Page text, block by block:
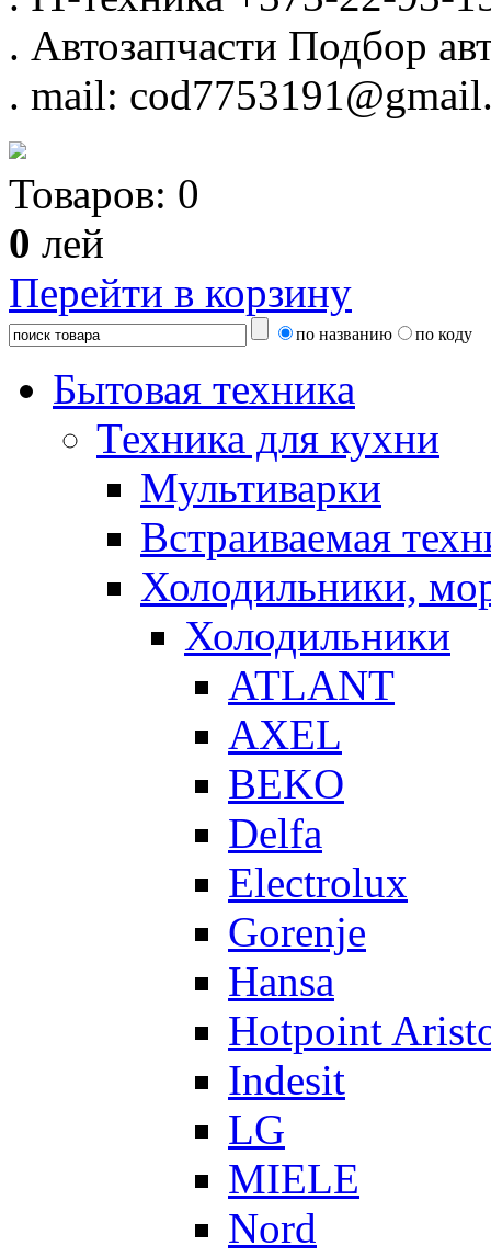
. Автозапчасти Подбор
. mail:
Товаров: 0
0 лей
Перейти в корзину
по названию по коду
Бытовая техника
Техника для кухни
Мультиварки
Встраиваемая
Холодильники,
Холодильники
ATLANT
AXEL
BEKO
Delfa
Electrolux
Gorenje
Hansa
Hotpoint
Indesit
LG
MIELE
Nord